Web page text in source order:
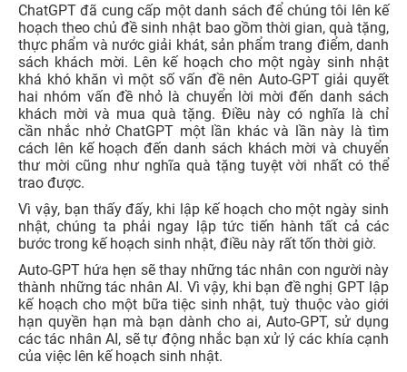
ChatGPT đã cung cấp một danh sách để chúng tôi lên kế
hoạch theo chủ đề sinh nhật bao gồm thời gian, quà tặng,
thực phẩm và nước giải khát, sản phẩm trang điểm, danh
sách khách mời. Lên kế hoạch cho một ngày sinh nhật
khá khó khăn vì một số vấn đề nên Auto-GPT giải quyết
hai nhóm vấn đề nhỏ là chuyển lời mời đến danh sách
khách mời và mua quà tặng. Điều này có nghĩa là chỉ
cần nhắc nhở ChatGPT một lần khác và lần này là tìm
cách lên kế hoạch đến danh sách khách mời và chuyển
thư mời cũng như nghĩa quà tặng tuyệt vời nhất có thể
trao được.
Vì vậy, bạn thấy đấy, khi lập kế hoạch cho một ngày sinh
nhật, chúng ta phải ngay lập tức tiến hành tất cả các
bước trong kế hoạch sinh nhật, điều này rất tốn thời giờ.
Auto-GPT hứa hẹn sẽ thay những tác nhân con người này
thành những tác nhân AI. Vì vậy, khi bạn đề nghị GPT lập
kế hoạch cho một bữa tiệc sinh nhật, tuỳ thuộc vào giới
hạn quyền hạn mà bạn dành cho ai, Auto-GPT, sử dụng
các tác nhân AI, sẽ tự động nhắc bạn xử lý các khía cạnh
của việc lên kế hoạch sinh nhật.